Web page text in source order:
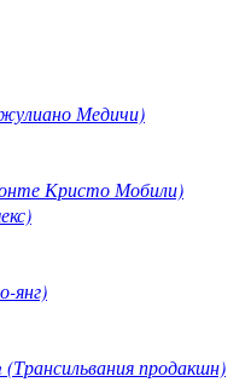
Медичи)
Кристо Мобили)
янг)
продакшн)